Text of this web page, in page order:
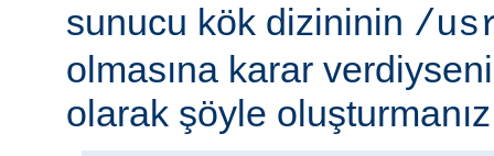
sunucu kök dizininin /
olmasına karar
olarak şöyle